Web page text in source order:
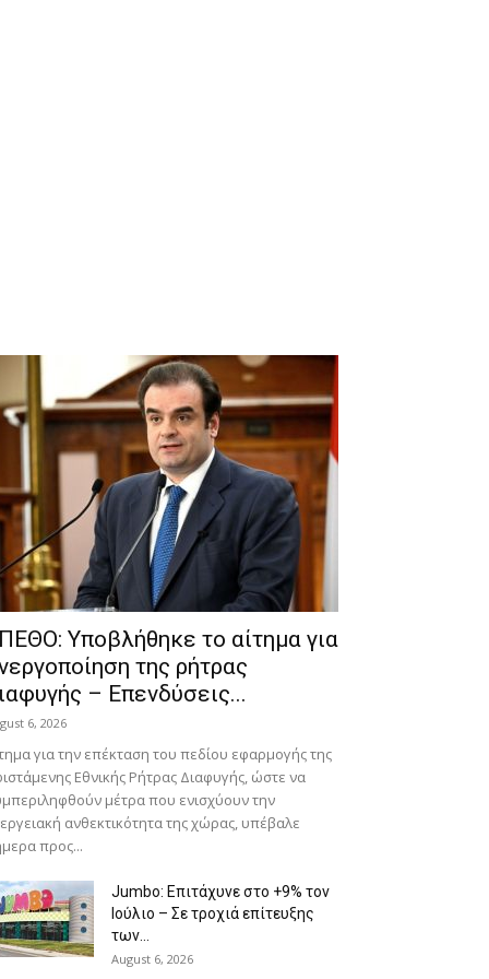
Υποβλήθηκε το αίτημα για
της ρήτρας
– Επενδύσεις...
6, 2026
για την επέκταση του πεδίου εφαρμογής της
Εθνικής Ρήτρας Διαφυγής, ώστε να
μέτρα που ενισχύουν την
ανθεκτικότητα της χώρας, υπέβαλε
προς...
Jumbo: Επιτάχυνε στο +9% τον
Ιούλιο – Σε τροχιά επίτευξης
των...
August 6, 2026